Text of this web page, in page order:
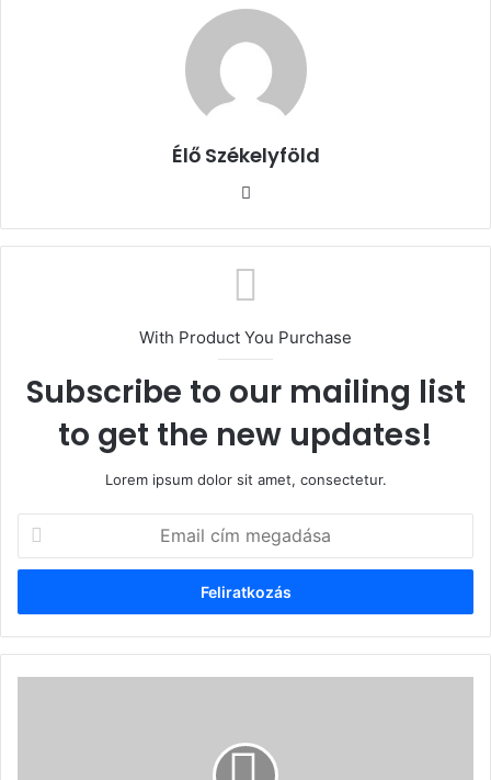
Élő Székelyföld
With Product You Purchase
Subscribe to our mailing list
to get the new updates!
Lorem ipsum dolor sit amet, consectetur.
Email
cím
megadása